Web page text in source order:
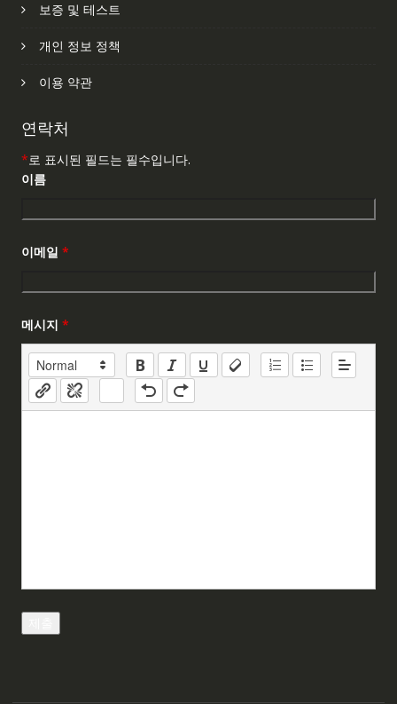
보증 및 테스트
개인 정보 정책
이용 약관
연락처
*로 표시된 필드는 필수입니다.
이름
이메일 *
메시지 *